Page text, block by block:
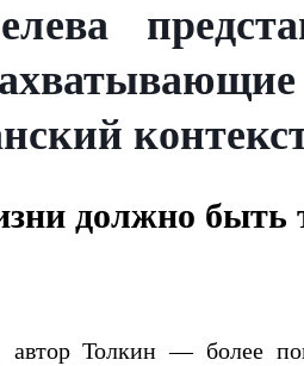
должно быть
автор Толкин — более